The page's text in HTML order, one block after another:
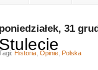
poniedziałek, 31
Stulecie
Historia Opinie Polska